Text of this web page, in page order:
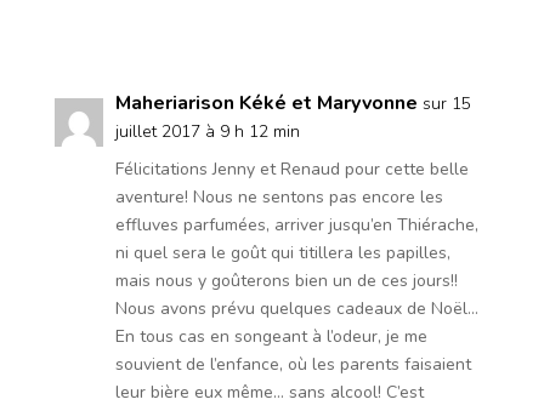
Maheriarison Kéké et Maryvonne sur 15
juillet 2017 à 9 h 12 min
Félicitations Jenny et Renaud pour cette belle
aventure! Nous ne sentons pas encore les
effluves parfumées, arriver jusqu’en Thiérache,
ni quel sera le goût qui titillera les papilles,
mais nous y goûterons bien un de ces jours!!
Nous avons prévu quelques cadeaux de Noël…
En tous cas en songeant à l’odeur, je me
souvient de l’enfance, où les parents faisaient
leur bière eux même… sans alcool! C’est